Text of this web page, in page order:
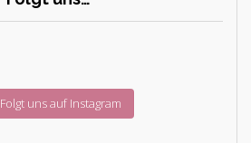
Folgt uns auf Instagram